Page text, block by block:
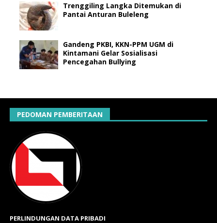
Trenggiling Langka Ditemukan di
Pantai Anturan Buleleng
Gandeng PKBI, KKN-PPM UGM di
Kintamani Gelar Sosialisasi
Pencegahan Bullying
PEDOMAN PEMBERITAAN
PERLINDUNGAN DATA PRIBADI